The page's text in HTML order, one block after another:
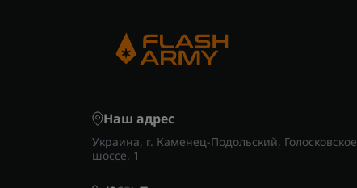
Наш адрес
Украина, г. Каменец-Подольский, Голосковское
шоссе, 1